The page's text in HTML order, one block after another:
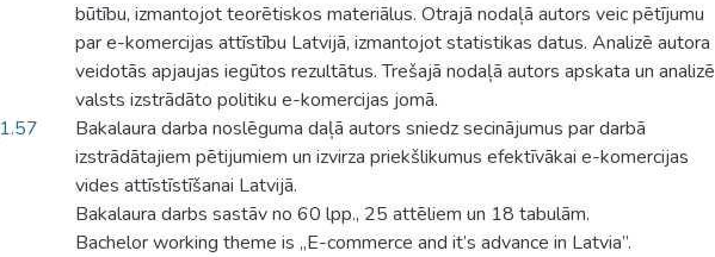
būtību, izmantojot teorētiskos materiālus. Otrajā nodaļā autors veic pētījumu
par e-komercijas attīstību Latvijā, izmantojot statistikas datus. Analizē autora
veidotās apjaujas iegūtos rezultātus. Trešajā nodaļā autors apskata un analizē
valsts izstrādāto politiku e-komercijas jomā.
Bakalaura darba noslēguma daļā autors sniedz secinājumus par darbā
izstrādātajiem pētijumiem un izvirza priekšlikumus efektīvākai e-komercijas
vides attīstīstīšanai Latvijā.
Bakalaura darbs sastāv no 60 lpp., 25 attēliem un 18 tabulām.
Bachelor working theme is „E-commerce and it’s advance in Latvia”.